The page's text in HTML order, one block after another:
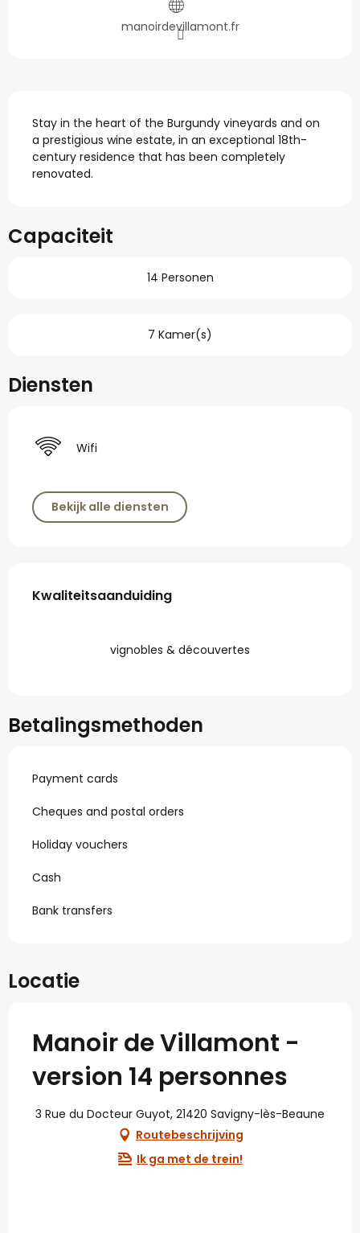
manoirdevillamont.fr
Beschrijving
Stay in the heart of the Burgundy vineyards and on
a prestigious wine estate, in an exceptional 18th-
century residence that has been completely
renovated.
Capaciteit
14 Personen
7 Kamer(s)
Diensten
Wifi
Bekijk alle diensten
Dienstverlening
Kwaliteitsaanduiding
Kwaliteitsaanduiding
vignobles & découvertes
Betalingsmethoden
Payment cards
Cheques and postal orders
Holiday vouchers
Cash
Bank transfers
Locatie
Manoir de Villamont -
version 14 personnes
3 Rue du Docteur Guyot, 21420 Savigny-lès-Beaune
Routebeschrijving
Ik ga met de trein!